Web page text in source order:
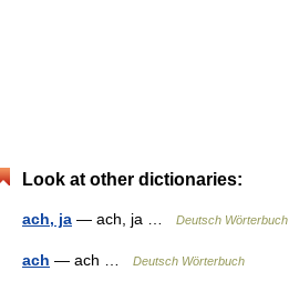
Look at other dictionaries:
ach, ja — ach, ja … Deutsch Wörterbuch
ach — ach … Deutsch Wörterbuch